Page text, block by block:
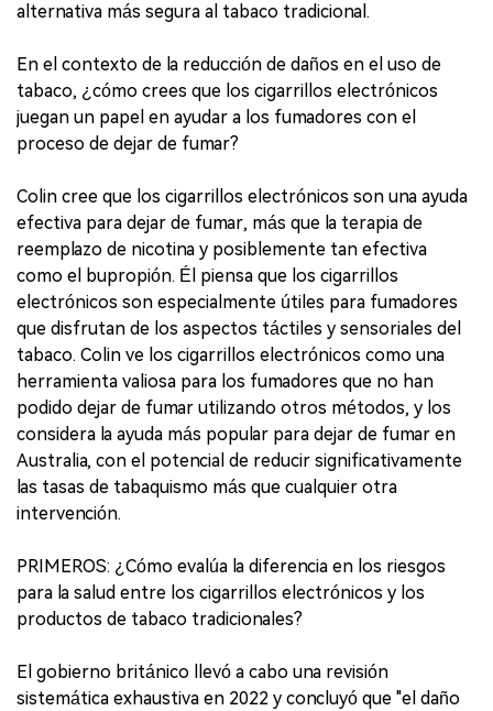
alternativa más segura al tabaco tradicional.
En el contexto de la reducción de daños en el uso de
tabaco, ¿cómo crees que los cigarrillos electrónicos
juegan un papel en ayudar a los fumadores con el
proceso de dejar de fumar?
Colin cree que los cigarrillos electrónicos son una ayuda
efectiva para dejar de fumar, más que la terapia de
reemplazo de nicotina y posiblemente tan efectiva
como el bupropión. Él piensa que los cigarrillos
electrónicos son especialmente útiles para fumadores
que disfrutan de los aspectos táctiles y sensoriales del
tabaco. Colin ve los cigarrillos electrónicos como una
herramienta valiosa para los fumadores que no han
podido dejar de fumar utilizando otros métodos, y los
considera la ayuda más popular para dejar de fumar en
Australia, con el potencial de reducir significativamente
las tasas de tabaquismo más que cualquier otra
intervención.
PRIMEROS: ¿Cómo evalúa la diferencia en los riesgos
para la salud entre los cigarrillos electrónicos y los
productos de tabaco tradicionales?
El gobierno británico llevó a cabo una revisión
sistemática exhaustiva en 2022 y concluyó que "el daño